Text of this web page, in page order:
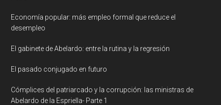
Economía popular: más empleo formal que reduce el
desempleo
El gabinete de Abelardo: entre la rutina y la regresión
El pasado conjugado en futuro
Cómplices del patriarcado y la corrupción: las ministras de
Abelardo de la Espriella- Parte 1